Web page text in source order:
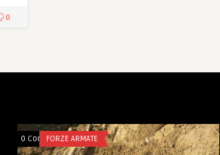
0
0 CommentsFORZE ARMATE